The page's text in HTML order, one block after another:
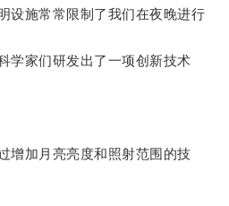
施常常限制了我们在夜晚进行
家们研发出了一项创新技术
加月亮亮度和照射范围的技